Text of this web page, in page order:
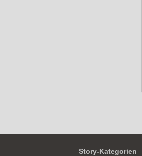
Story-Kategorien